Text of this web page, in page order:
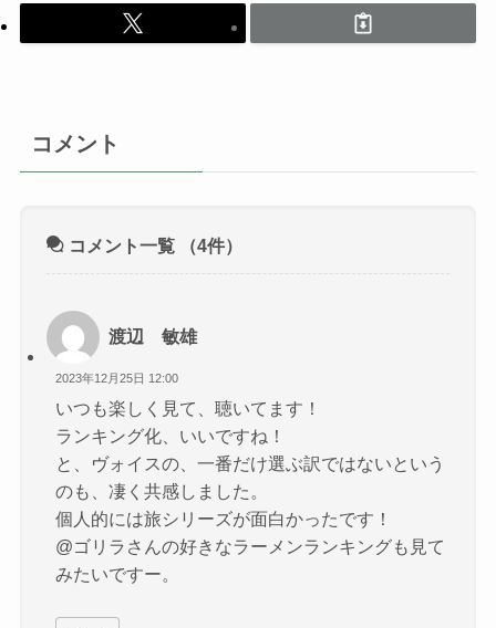
コメント
コメント一覧 （4件）
渡辺 敏雄
2023年12月25日 12:00
いつも楽しく見て、聴いてます！
ランキング化、いいですね！
と、ヴォイスの、一番だけ選ぶ訳ではないという
のも、凄く共感しました。
個人的には旅シリーズが面白かったです！
@ゴリラさんの好きなラーメンランキングも見て
みたいですー。